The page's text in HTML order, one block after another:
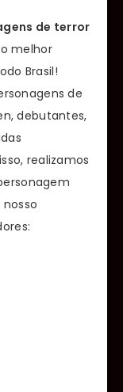
de terror
melhor
Brasil!
de
debutantes,
realizamos